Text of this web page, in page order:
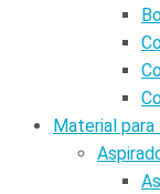
Material para